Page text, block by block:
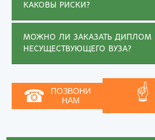
КАКОВЫ РИСКИ?
МОЖНО ЛИ ЗАКАЗАТЬ ДИПЛОМ
НЕСУЩЕСТВУЮЩЕГО ВУЗА?
☎
ПОЗВОНИ
НАМ
☝